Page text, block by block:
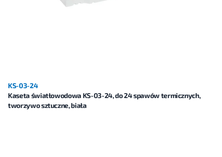
KS-03-24
Kaseta światłowodowa KS-03-24, do 24 spawów termicznych,
tworzywo sztuczne, biała